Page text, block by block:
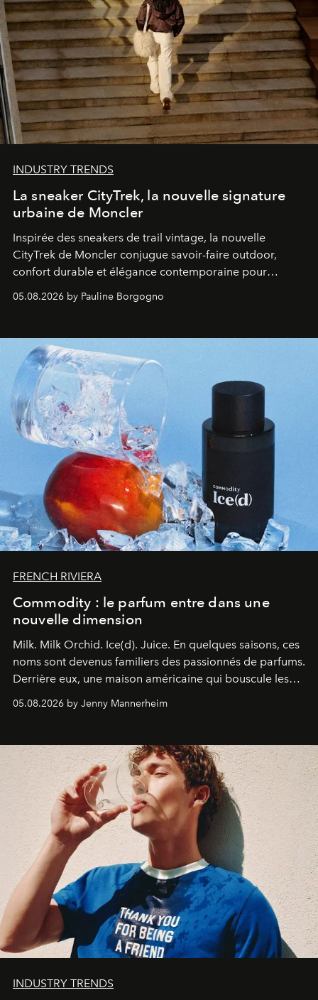
INDUSTRY TRENDS
La sneaker CityTrek, la nouvelle signature
urbaine de Moncler
Inspirée des sneakers de trail vintage, la nouvelle
CityTrek de Moncler conjugue savoir-faire outdoor,
confort durable et élégance contemporaine pour
accompagner les explorations du quotidien.
05.08.2026 by Pauline Borgogno
FRENCH RIVIERA
Commodity : le parfum entre dans une
nouvelle dimension
Milk. Milk Orchid. Ice(d). Juice. En quelques saisons, ces
noms sont devenus familiers des passionnés de parfums.
Derrière eux, une maison américaine qui bouscule les
codes de la parfumerie contemporaine en proposant
une approche aussi intuitive que personnelle :
05.08.2026 by Jenny Mannerheim
INDUSTRY TRENDS